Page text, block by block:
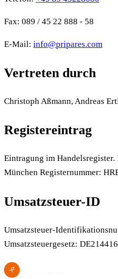
Fax: 089 / 45 22 888 - 58
E-Mail: info@pripares.com
Vertreten durch
Christoph Aßmann, Andreas
Registereintrag
Eintragung im
München Registernummer:
Umsatzsteuer-ID
Umsatzsteuer-
Umsatzsteuergesetz: